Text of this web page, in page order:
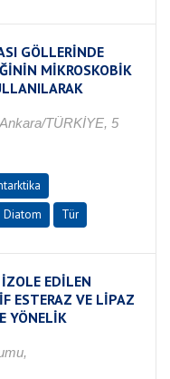
GÖLLERİNDE
MİKROSKOBİK
TÜRKİYE, 5
Diatom Tür
EDİLEN
ESTERAZ VE LİPAZ
YÖNELİK